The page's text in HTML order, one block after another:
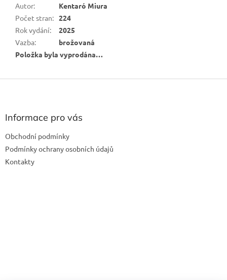
Autor:
Kentaró Miura
Počet stran: 224
Rok vydání:
2025
Vazba:
brožovaná
Položka byla vyprodána…
Z
Informace pro vás
Obchodní podmínky
Podmínky ochrany osobních údajů
Kontakty